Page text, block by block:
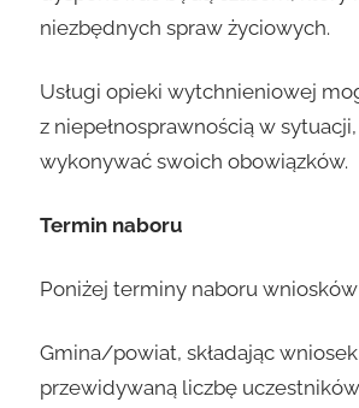
niezbędnych spraw życiowych.
Usługi opieki wytchnieniowej
z niepełnosprawnością w
wykonywać swoich obowiązków.
Termin naboru
Poniżej terminy naboru
Gmina/powiat, składając
przewidywaną liczbę